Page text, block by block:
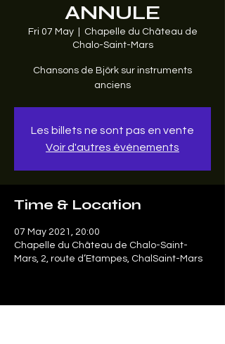
ANNULE
Fri 07 May
  |
Chapelle du Château de
Chalo-Saint-Mars
Chansons de Björk sur instruments
anciens
Les billets ne sont pas en vente
Voir d'autres événements
Time & Location
07 May 2021, 20:00
Chapelle du Château de Chalo-Saint-
Mars, 2, route d’Etampes, ChalSaint-Mars